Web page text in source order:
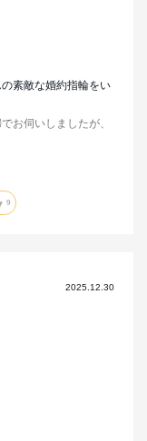
素敵な婚約指輪をい
お伺いしましたが、
ングの太さやデザイ
やスタッフさんに出
。
て嬉しいです。あり
9
2025.12.30